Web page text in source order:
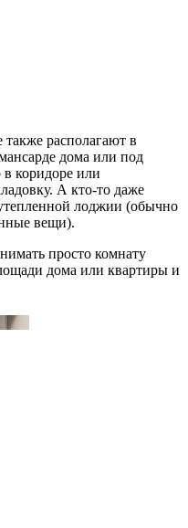
располагают в
дома или под
в коридоре или
А кто-то даже
лоджии (обычно
вещи).
просто комнату
дома или квартиры и